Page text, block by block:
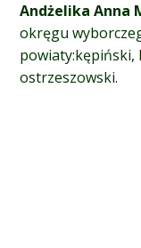
Andżelika Anna
okręgu
p
ostrzeszowski.